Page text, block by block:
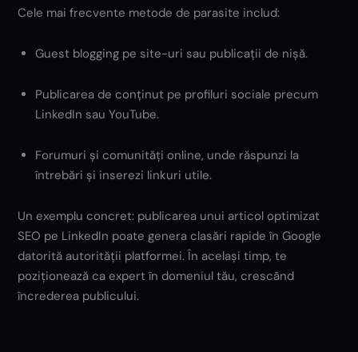
Cele mai frecvente metode de parasite includ:
Guest blogging pe site-uri sau publicații de nișă.
Publicarea de conținut pe profiluri sociale precum
LinkedIn sau YouTube.
Forumuri și comunități online, unde răspunzi la
întrebări și inserezi linkuri utile.
Un exemplu concret: publicarea unui articol optimizat
SEO pe LinkedIn poate genera clasări rapide în Google
datorită autorității platformei. În același timp, te
poziționează ca expert în domeniul tău, crescând
încrederea publicului.